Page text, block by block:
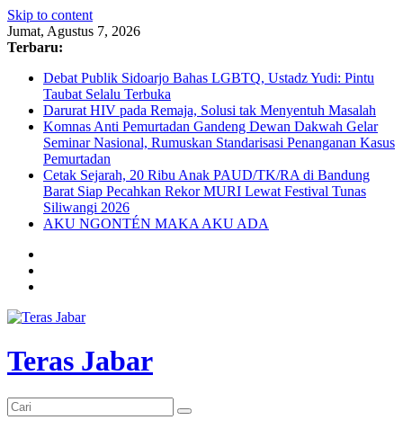
Skip to content
Jumat, Agustus 7, 2026
Terbaru:
Debat Publik Sidoarjo Bahas LGBTQ, Ustadz Yudi: Pintu
Taubat Selalu Terbuka
Darurat HIV pada Remaja, Solusi tak Menyentuh Masalah
Komnas Anti Pemurtadan Gandeng Dewan Dakwah Gelar
Seminar Nasional, Rumuskan Standarisasi Penanganan Kasus
Pemurtadan
Cetak Sejarah, 20 Ribu Anak PAUD/TK/RA di Bandung
Barat Siap Pecahkan Rekor MURI Lewat Festival Tunas
Siliwangi 2026
AKU NGONTÉN MAKA AKU ADA
Teras Jabar